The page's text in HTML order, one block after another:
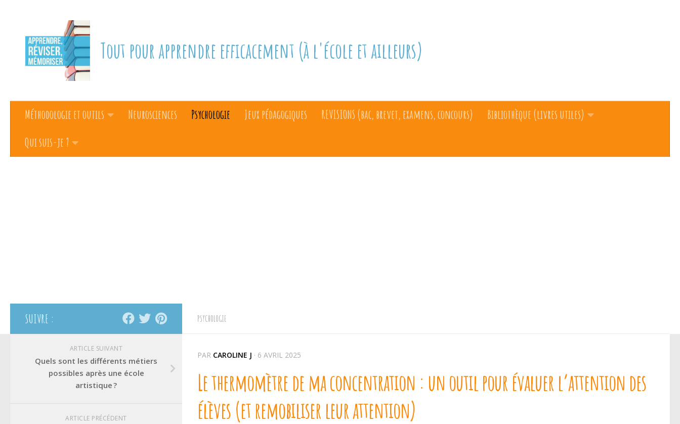
Tout pour apprendre efficacement (à l'école et ailleurs)
Méthodologie et outils Neurosciences Psychologie Jeux pédagogiques REVISIONS (bac, brevet, examens, concours)
Bibliothèque (livres utiles)
Qui suis-je ?
PSYCHOLOGIE
PAR CAROLINE J · 6 AVRIL 2025
Le thermomètre de ma concentration : un outil pour évaluer l’attention des
élèves (et remobiliser leur attention)
SUIVRE :
ARTICLE SUIVANT
Quels sont les différents métiers
possibles après une école
artistique ?
ARTICLE PRÉCÉDENT